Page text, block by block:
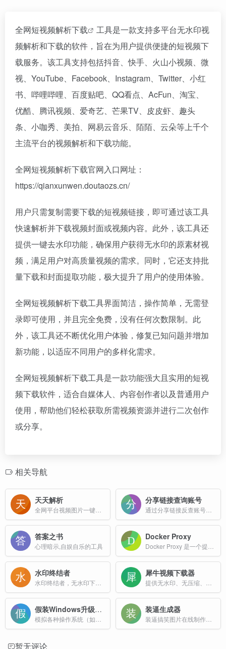
全网短视频解析下载
工具是一款支持多平台无水印视
频解析和下载的软件，旨在为用户提供便捷的短视频下
载服务。该工具支持包括抖音、快手、火山小视频、微
视、YouTube、Facebook、Instagram、Twitter、小红
书、哔哩哔哩、百度贴吧、QQ看点、AcFun、淘宝、
优酷、腾讯视频、爱奇艺、芒果TV、皮皮虾、趣头
条、小咖秀、美拍、网易云音乐、陌陌、云朵等上千个
主流平台的视频解析和下载功能。
全网短视频解析下载官网入口网址：
https://qianxunwen.doutaozs.cn/
用户只需复制需要下载的短视频链接，即可通过该工具
快速解析并下载视频封面或视频内容。此外，该工具还
提供一键去水印功能，确保用户获得无水印的原素材视
频，满足用户对高质量视频的需求。同时，它还支持批
量下载和封面提取功能，极大提升了用户的使用体验。
全网短视频解析下载工具界面简洁，操作简单，无需登
录即可使用，并且完全免费，没有任何次数限制。此
外，该工具还不断优化用户体验，修复已知问题并增加
新功能，以适应不同用户的多样化需求。
全网短视频解析下载工具是一款功能强大且实用的短视
频下载软件，适合自媒体人、内容创作者以及普通用户
使用，帮助他们轻松获取所需视频资源并进行二次创作
或分享。
相关导航
天天解析 分享链接查询账号
答案之书
心理暗示,自娱自乐的工具
Docker Proxy
水印终结者 犀牛视频下载器
假装Windows升级界面 装逼生成器
暂无评论